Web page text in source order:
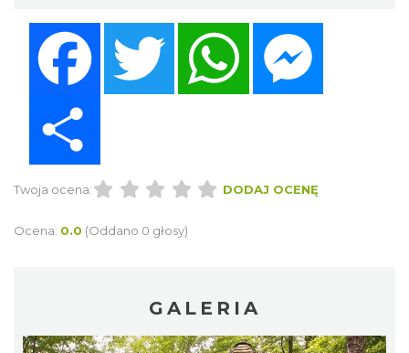
Twitter WhatsApp
Twoja ocena: DODAJ OCENĘ
Ocena: 0.0 (Oddano 0 głosy)
GALERIA